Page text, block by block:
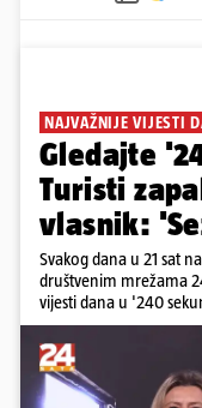
NAJVAŽNIJE VIJESTI
Gledajte
Turisti
vlasnik:
Svakog dana u 21 sat
društvenim mrežama
vijesti dana u '240
Krnetić: Turisti uništili
stajati sanacija otpada
suca, od utorka nove
branitelja...